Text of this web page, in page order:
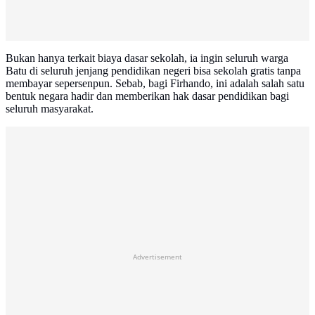
Bukan hanya terkait biaya dasar sekolah, ia ingin seluruh warga
Batu di seluruh jenjang pendidikan negeri bisa sekolah gratis tanpa
membayar sepersenpun. Sebab, bagi Firhando, ini adalah salah satu
bentuk negara hadir dan memberikan hak dasar pendidikan bagi
seluruh masyarakat.
Advertisement